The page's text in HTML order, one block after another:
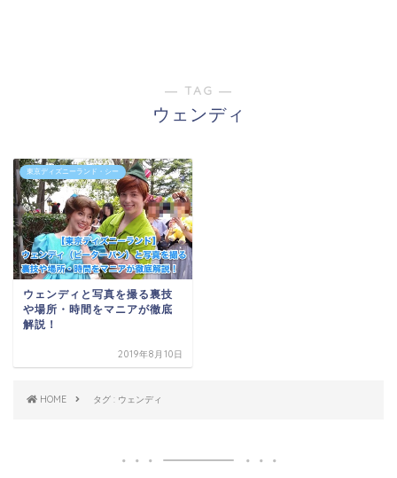
― TAG ―
ウェンディ
東京ディズニーランド・シー
ウェンディと写真を撮る裏技
や場所・時間をマニアが徹底
解説！
2019年8月10日
HOME タグ : ウェンディ